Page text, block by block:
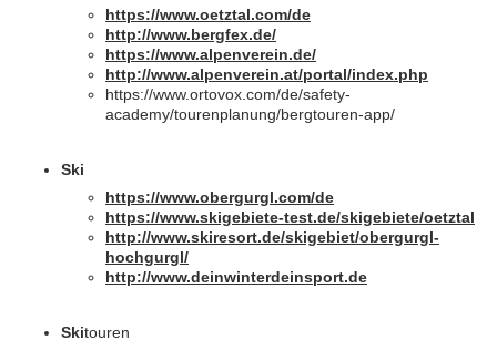
https://www.oetztal.com/de
http://www.bergfex.de/
https://www.alpenverein.de/
http://www.alpenverein.at/portal/index.php
https://www.ortovox.com/de/safety-
academy/tourenplanung/bergtouren-app/
Ski
https://www.obergurgl.com/de
https://www.skigebiete-test.de/skigebiete/oetztal
http://www.skiresort.de/skigebiet/obergurgl-
hochgurgl/
http://www.deinwinterdeinsport.de
Skitouren